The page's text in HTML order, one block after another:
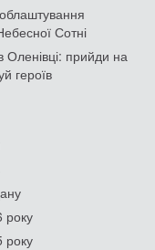
Сотні
Оленівці: прийди на
героїв
року
року